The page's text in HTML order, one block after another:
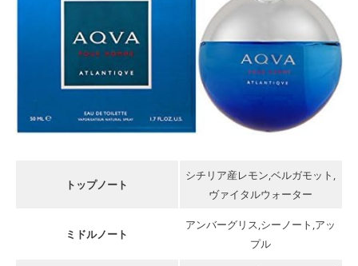
トップノート
シチリア産レモン,ベルガモット,
ヴァイタルウォーター
ミドルノート
アンバーグリス,シーノート,アッ
プル